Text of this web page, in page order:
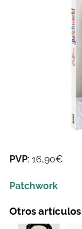
PVP: 16,90€
Patchwork
Otros artículos